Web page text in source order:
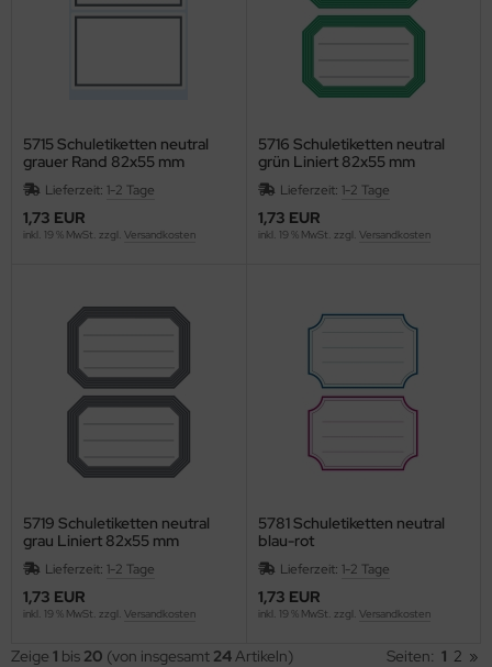
5715 Schuletiketten neutral
grauer Rand 82x55 mm
Lieferzeit: 1-2 Tage
1,73 EUR
inkl. 19 % MwSt. zzgl. Versandkosten
5716 Schuletiketten neutral
grün Liniert 82x55 mm
Lieferzeit: 1-2 Tage
1,73 EUR
inkl. 19 % MwSt. zzgl. Versandkosten
5719 Schuletiketten neutral
grau Liniert 82x55 mm
Lieferzeit: 1-2 Tage
1,73 EUR
inkl. 19 % MwSt. zzgl. Versandkosten
5781 Schuletiketten neutral
blau-rot
Lieferzeit: 1-2 Tage
1,73 EUR
inkl. 19 % MwSt. zzgl. Versandkosten
Zeige 1 bis 20 (von insgesamt 24Artikeln) Seiten: 1 2 »
Becher
GOLD